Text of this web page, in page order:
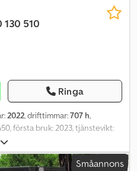
130 510
Ringa
2022, drifttimmar:707 h,
första bruk: 2023, tjänstevikt:
(typ: DM02VB – 49,64
(bredd: ca 1 600 mm),
överlastningshöjd: 3 558 mm,
Småannons